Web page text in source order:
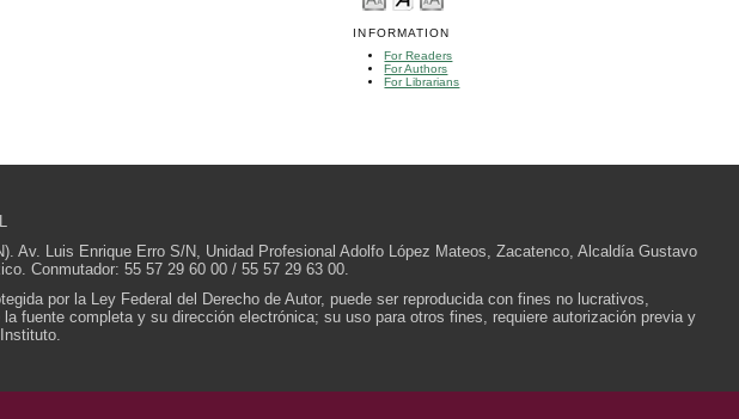
INFORMATION
For Readers
For Authors
For Librarians
Av. Luis Enrique Erro S/N, Unidad Profesional Adolfo López Mateos, Zacatenco, Alcaldía Gustavo
Conmutador: 55 57 29 60 00 / 55 57 29 63 00.
por la Ley Federal del Derecho de Autor, puede ser reproducida con fines no lucrativos,
fuente completa y su dirección electrónica; su uso para otros fines, requiere autorización previa y